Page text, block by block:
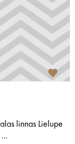
linnas Lielupe